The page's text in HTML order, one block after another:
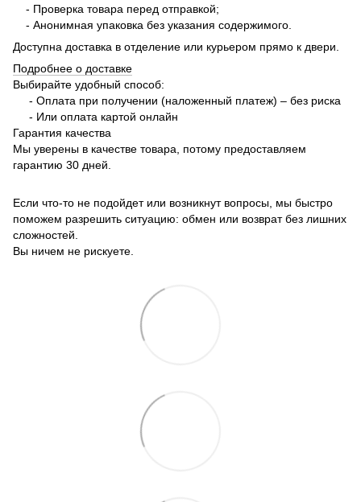
- Проверка товара перед отправкой;
- Анонимная упаковка без указания содержимого.
Доступна доставка в отделение или курьером прямо к двери.
Подробнее о доставке
Выбирайте удобный способ:
- Оплата при получении (наложенный платеж) – без риска
- Или оплата картой онлайн
Гарантия качества
Мы уверены в качестве товара, потому предоставляем
гарантию 30 дней.
Если что-то не подойдет или возникнут вопросы, мы быстро
поможем разрешить ситуацию: обмен или возврат без лишних
сложностей.
Вы ничем не рискуете.